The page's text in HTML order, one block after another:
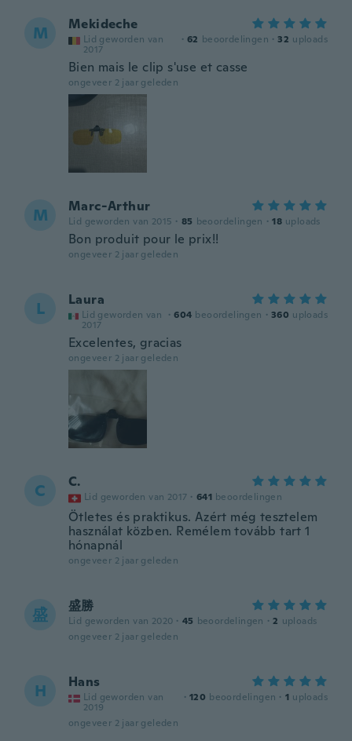
M Mekideche
Lid geworden van
2017
· 62 beoordelingen · 32 uploads
Bien mais le clip s'use et casse
ongeveer 2 jaar geleden
M Marc-Arthur
Lid geworden van 2015 · 85 beoordelingen · 18 uploads
Bon produit pour le prix!!
ongeveer 2 jaar geleden
L Laura
Lid geworden van
2017
· 604 beoordelingen · 360 uploads
Excelentes, gracias
ongeveer 2 jaar geleden
C C.
Lid geworden van 2017 · 641 beoordelingen
Ötletes és praktikus. Azért még tesztelem
használat közben. Remélem tovább tart 1
hónapnál
ongeveer 2 jaar geleden
盛 盛勝
Lid geworden van 2020 · 45 beoordelingen · 2 uploads
ongeveer 2 jaar geleden
H Hans
Lid geworden van
2019
· 120 beoordelingen · 1 uploads
ongeveer 2 jaar geleden